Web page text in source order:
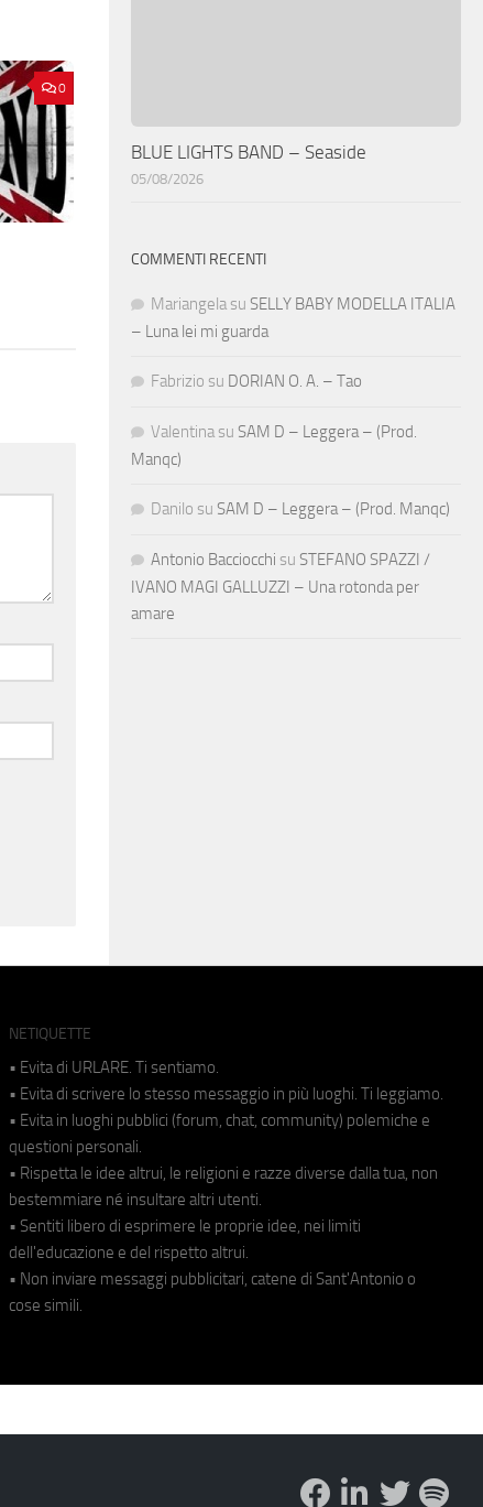
0
BLUE LIGHTS BAND – Seaside
05/08/2026
COMMENTI RECENTI
Mariangela su SELLY BABY MODELLA ITALIA
– Luna lei mi guarda
Fabrizio su DORIAN O. A. – Tao
Valentina su SAM D – Leggera – (Prod.
Manqc)
Danilo su SAM D – Leggera – (Prod. Manqc)
Antonio Bacciocchi su STEFANO SPAZZI /
IVANO MAGI GALLUZZI – Una rotonda per
amare
NETIQUETTE
• Evita di URLARE. Ti sentiamo.
• Evita di scrivere lo stesso messaggio in più luoghi. Ti leggiamo.
• Evita in luoghi pubblici (forum, chat, community) polemiche e
questioni personali.
• Rispetta le idee altrui, le religioni e razze diverse dalla tua, non
bestemmiare né insultare altri utenti.
• Sentiti libero di esprimere le proprie idee, nei limiti
dell'educazione e del rispetto altrui.
• Non inviare messaggi pubblicitari, catene di Sant'Antonio o
cose simili.